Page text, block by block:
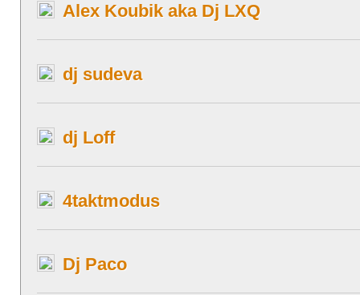
Alex Koubik aka Dj LXQ
dj sudeva
dj Loff
4taktmodus
Dj Paco